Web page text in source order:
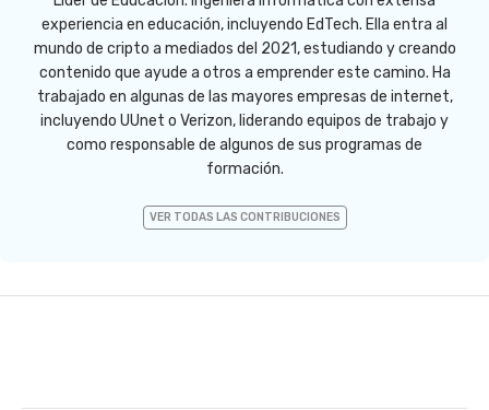
experiencia en educación, incluyendo EdTech. Ella entra al
mundo de cripto a mediados del 2021, estudiando y creando
contenido que ayude a otros a emprender este camino. Ha
trabajado en algunas de las mayores empresas de internet,
incluyendo UUnet o Verizon, liderando equipos de trabajo y
como responsable de algunos de sus programas de
formación.
VER TODAS LAS CONTRIBUCIONES